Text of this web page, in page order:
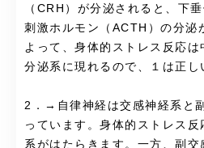
（CRH）が分泌されると、下
刺激ホルモン（ACTH）の分泌
よって、身体的ストレス反応
分泌系に現れるので、１は正し
2．→自律神経は交感神経系と
っています。身体的ストレス
系がはたらきます。一方、副